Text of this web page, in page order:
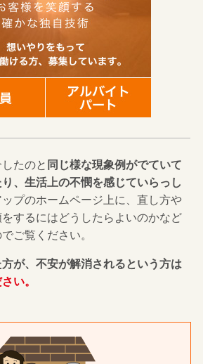
たのと 同じ様な現象例がでていて
、生活上の不憫を感じていらっし
プのホームページ上に、直し方や
するにはどうしたらよいのかなど
ご覧ください。
が、不安が解消されるという方は
い。